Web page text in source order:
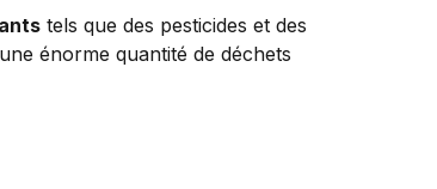
tels que des pesticides et des
énorme quantité de déchets